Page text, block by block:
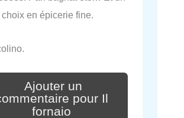
en épicerie fine.
Ajouter un
pour Il
fornaio